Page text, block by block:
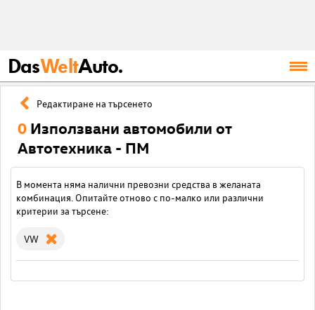
DasWeltAuto.
Редактиране на търсенето
0 Използвани автомобили от
Автотехника - ПМ
В момента няма налични превозни средства в желаната
комбинация. Опитайте отново с по-малко или различни
критерии за търсене:
VW